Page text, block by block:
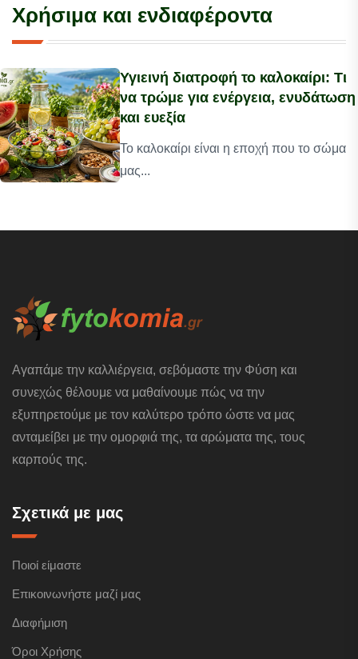
Χρήσιμα και ενδιαφέροντα
Υγιεινή διατροφή το καλοκαίρι: Τι
να τρώμε για ενέργεια, ενυδάτωση
και ευεξία
Το καλοκαίρι είναι η εποχή που το σώμα
μας...
Αγαπάμε την καλλιέργεια, σεβόμαστε την Φύση και
συνεχώς θέλουμε να μαθαίνουμε πώς να την
εξυπηρετούμε με τον καλύτερο τρόπο ώστε να μας
ανταμείβει με την ομορφιά της, τα αρώματα της, τους
καρπούς της.
Σχετικά με μας
Ποιοί είμαστε
Επικοινωνήστε μαζί μας
Διαφήμιση
Όροι Χρήσης